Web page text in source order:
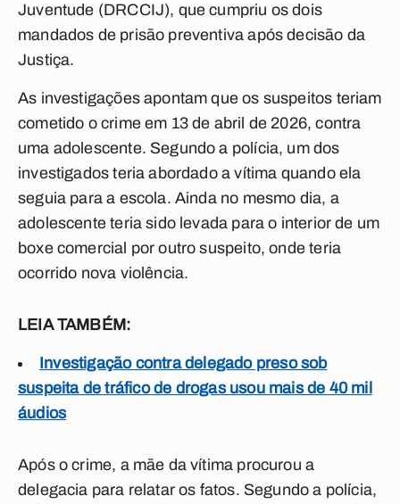
Juventude (DRCCIJ), que cumpriu os dois
mandados de prisão preventiva após decisão da
Justiça.
As investigações apontam que os suspeitos teriam
cometido o crime em 13 de abril de 2026, contra
uma adolescente. Segundo a polícia, um dos
investigados teria abordado a vítima quando ela
seguia para a escola. Ainda no mesmo dia, a
adolescente teria sido levada para o interior de um
boxe comercial por outro suspeito, onde teria
ocorrido nova violência.
LEIA TAMBÉM:
Investigação contra delegado preso sob
suspeita de tráfico de drogas usou mais de 40 mil
áudios
Após o crime, a mãe da vítima procurou a
delegacia para relatar os fatos. Segundo a polícia,